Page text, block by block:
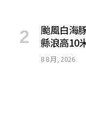
颱風白海
縣浪高10
8 8 月, 2026